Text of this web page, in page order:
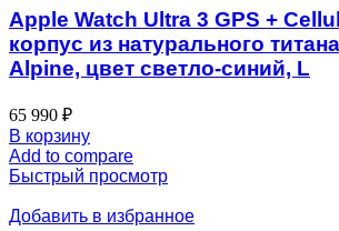
Apple Watch Ultra 3 GPS +
корпус из натурального
Alpine, цвет светло-синий, L
65 990 ₽
В корзину
Add to compare
Быстрый просмотр
Добавить в избранное